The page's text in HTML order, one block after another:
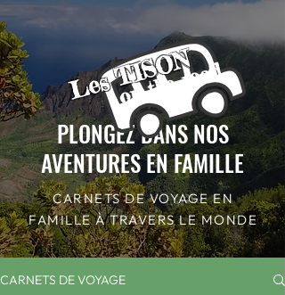
on the road
Les TISON
PLONGEZ DANS NOS
AVENTURES EN FAMILLE
CARNETS DE VOYAGE EN
FAMILLE À TRAVERS LE MONDE
CARNETS DE VOYAGE